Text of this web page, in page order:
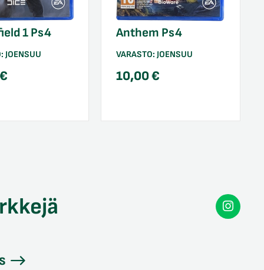
1 Ps4
JOENSUU
€
Anthem Ps4
VARASTO: JOENSUU
10,00€